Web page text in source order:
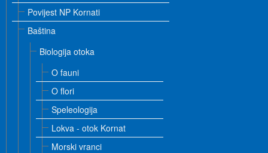
Povijest NP Kornati
Baština
Biologija otoka
O fauni
O flori
Speleologija
Lokva - otok Kornat
Morski vranci